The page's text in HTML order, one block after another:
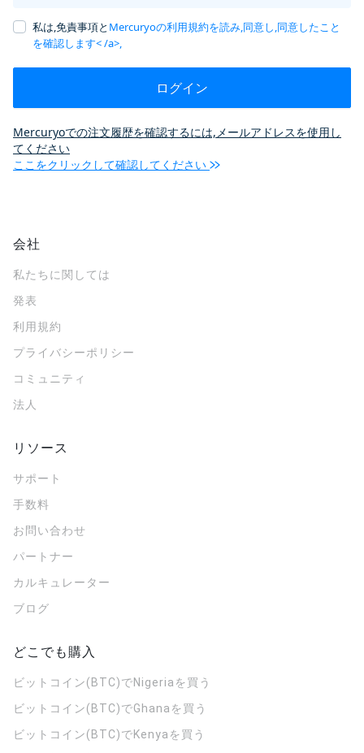
私は,免責事項と Mercuryoの利用規約を読み,同意し,同意したこと
を確認します< /a>,
ログイン
Mercuryoでの注文履歴を確認するには,メールアドレスを使用し
てください
ここをクリックして確認してください
会社
私たちに関しては
発表
利用規約
プライバシーポリシー
コミュニティ
法人
リソース
サポート
手数料
お問い合わせ
パートナー
カルキュレーター
ブログ
どこでも購入
ビットコイン(BTC)でNigeriaを買う
ビットコイン(BTC)でGhanaを買う
ビットコイン(BTC)でKenyaを買う